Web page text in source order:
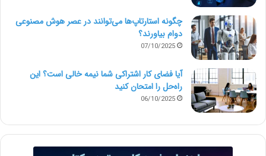
چگونه استارتاپ‌ها می‌توانند در عصر هوش مصنوعی
دوام بیاورند؟
07/10/2025
آیا فضای کار اشتراکی شما نیمه‌ خالی است؟ این
راه‌حل را امتحان کنید
06/10/2025